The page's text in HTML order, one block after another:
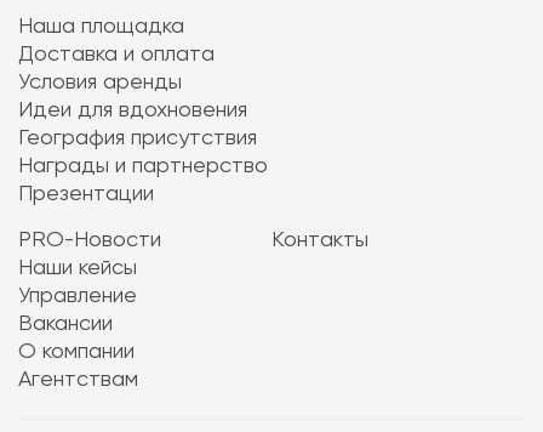
Наша площадка
Доставка и оплата
Условия аренды
Идеи для вдохновения
География присутствия
Награды и партнерство
Презентации
PRO-Новости
Наши кейсы
Управление
Вакансии
О компании
Агентствам
Контакты